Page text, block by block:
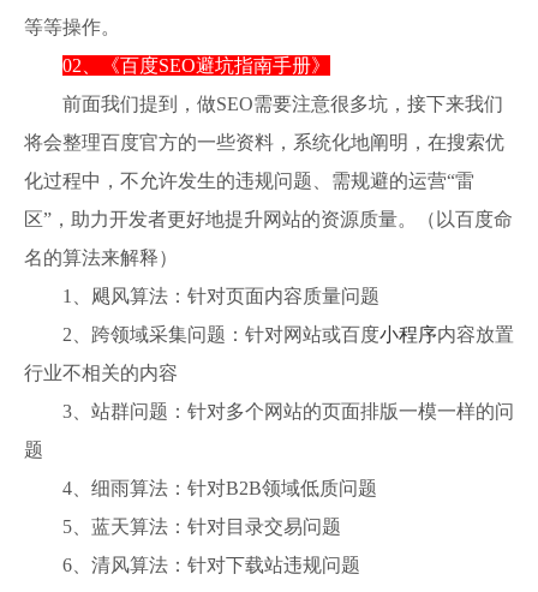
等等操作。
02、《百度SEO避坑指南手册》
前面我们提到，做SEO需要注意很多坑，接下来我们
将会整理百度官方的一些资料，系统化地阐明，在搜索优
化过程中，不允许发生的违规问题、需规避的运营“雷
区”，助力开发者更好地提升网站的资源质量。（以百度命
名的算法来解释）
1、飓风算法：针对页面内容质量问题
2、跨领域采集问题：针对网站或百度小程序内容放置
行业不相关的内容
3、站群问题：针对多个网站的页面排版一模一样的问
题
4、细雨算法：针对B2B领域低质问题
5、蓝天算法：针对目录交易问题
6、清风算法：针对下载站违规问题